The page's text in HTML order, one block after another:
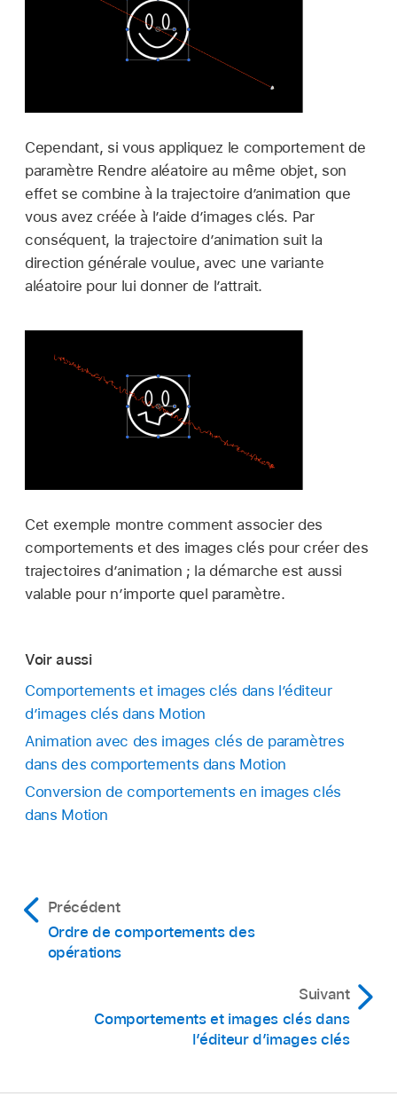
Cependant, si vous appliquez le comportement de
paramètre Rendre aléatoire au même objet, son
effet se combine à la trajectoire d’animation que
vous avez créée à l’aide d’images clés. Par
conséquent, la trajectoire d’animation suit la
direction générale voulue, avec une variante
aléatoire pour lui donner de l’attrait.
Cet exemple montre comment associer des
comportements et des images clés pour créer des
trajectoires d’animation ; la démarche est aussi
valable pour n’importe quel paramètre.
Voir aussi
Comportements et images clés dans l’éditeur
d’images clés dans Motion
Animation avec des images clés de paramètres
dans des comportements dans Motion
Conversion de comportements en images clés
dans Motion
Précédent
Ordre de comportements des
opérations
Suivant
Comportements et images clés dans
l’éditeur d’images clés